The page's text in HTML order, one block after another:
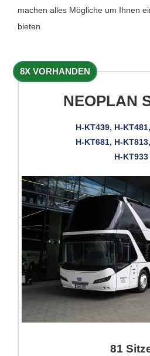
machen alles Mögliche um Ihnen
bieten.
8X VORHANDEN
NEOPLAN
H-KT439, H-
H-KT681, H-
H-KT933
81